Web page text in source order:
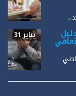
يناير 31